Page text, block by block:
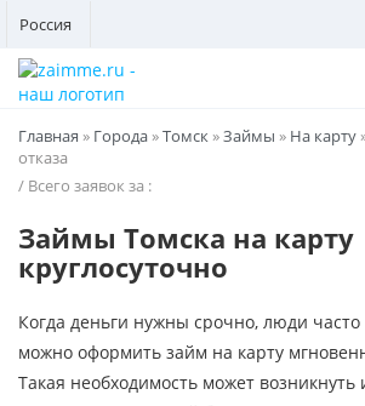
Россия
Главная » Города»Томск»Займы » На карту
отказа
/ Всего заявок за :
Займы Томска на карту
круглосуточно
Когда деньги нужны срочно, люди часто
можно оформить займ на карту
Такая необходимость может возникнуть